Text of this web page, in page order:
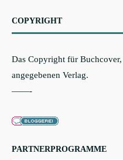
COPYRIGHT
Das Copyright für
angegebenen Verlag.
——-
PARTNERPROGRAMME